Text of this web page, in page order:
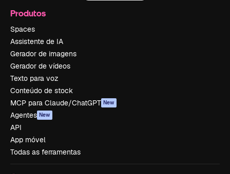
Produtos
Spaces
Assistente de IA
Gerador de imagens
Gerador de vídeos
Texto para voz
Conteúdo de stock
MCP para Claude/ChatGPT New
Agentes New
API
App móvel
Todas as ferramentas